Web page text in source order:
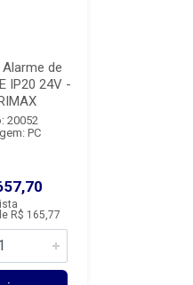
de
IP20 24V -
20052
PC
R$ 165,77